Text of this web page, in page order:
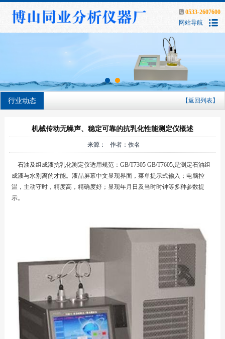
0533-2607600
网站导航
行业动态 【返回列表】
机械传动无噪声、稳定可靠的抗乳化性能测定仪概述
来源： 作者：佚名
石油及组成液抗乳化测定仪适用规范：GB/T7305 GB/T7605,是测定石油组
成液与水别离的才能。液晶屏幕中文显现界面，菜单提示式输入；电脑控
温，主动守时，精度高，精确度好；显现年月日及当时时钟等多种参数提
示。